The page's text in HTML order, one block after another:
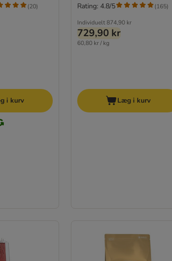
(20)
i kurv
Individuelt 874,90 kr
729,90 kr
60,80 kr / kg
Rating: 4.8/5 (165)
Læg i kurv